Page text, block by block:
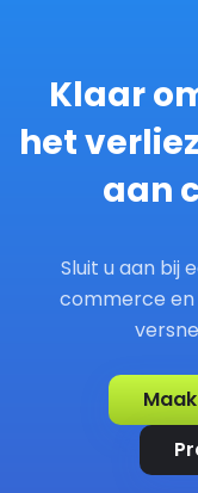
Klaar
het
aan
Sluit u aan bij
commerce en